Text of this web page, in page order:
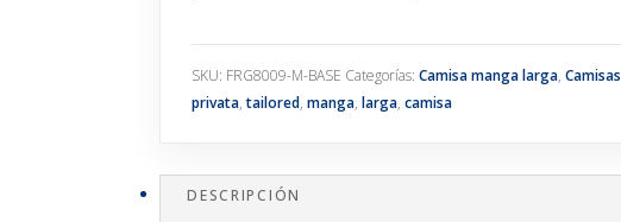
SKU: FRG8009-M-BASE Categorías:Camisa manga larga,Camisas
privata,tailored,manga,larga,camisa
DESCRIPCIÓN